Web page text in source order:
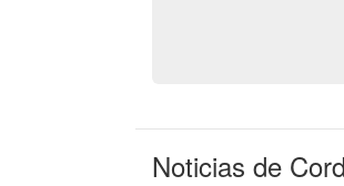
Noticias de